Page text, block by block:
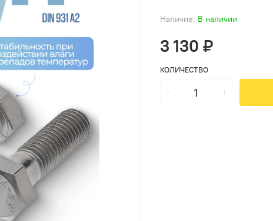
Наличие: В наличии
3 130 ₽
КОЛИЧЕСТВО